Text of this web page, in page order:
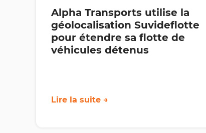
Alpha Transports utilise la
géolocalisation Suvideflotte
pour étendre sa flotte de
véhicules détenus
Lire la suite →